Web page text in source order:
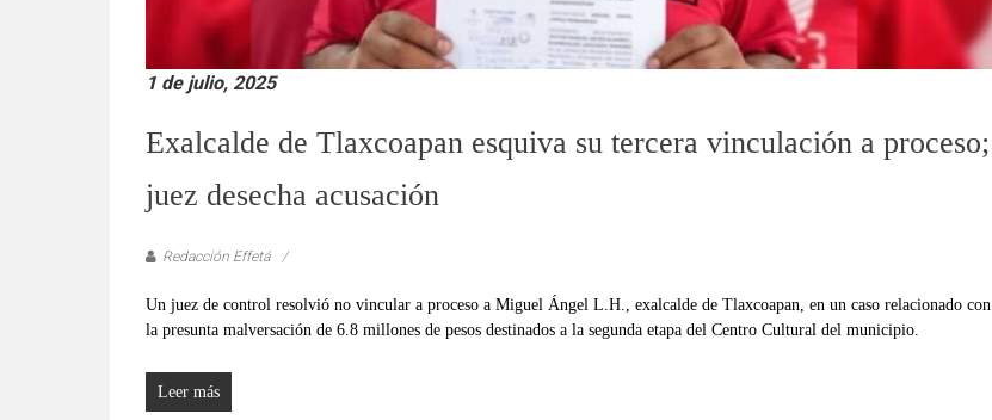
1 de julio, 2025
Exalcalde de Tlaxcoapan esquiva su tercera vinculación a proceso;
juez desecha acusación
Redacción Effetá
Un juez de control resolvió no vincular a proceso a Miguel Ángel L.H., exalcalde de Tlaxcoapan, en un caso relacionado con
la presunta malversación de 6.8 millones de pesos destinados a la segunda etapa del Centro Cultural del municipio.
Leer más